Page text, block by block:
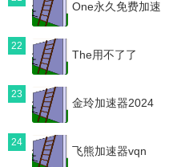
One永久免费加速
22
The用不了了
23
金玲加速器2024
24
飞熊加速器vqn